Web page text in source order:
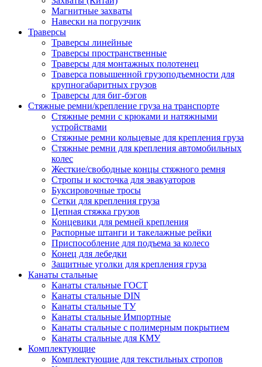
Магнитные захваты
Навески на погрузчик
Траверсы
Траверсы линейные
Траверсы пространственные
Траверсы для монтажных полотенец
Траверса повышенной грузоподъемности для
крупногабаритных грузов
Траверсы для биг-бэгов
Стяжные ремни/крепление груза на транспорте
Стяжные ремни с крюками и натяжными
устройствами
Стяжные ремни кольцевые для крепления груза
Стяжные ремни для крепления автомобильных
колес
Жесткие/свободные концы стяжного ремня
Стропы и косточка для эвакуаторов
Буксировочные тросы
Сетки для крепления груза
Цепная стяжка грузов
Концевики для ремней крепления
Распорные штанги и такелажные рейки
Приспособление для подъема за колесо
Конец для лебедки
Защитные уголки для крепления груза
Канаты стальные
Канаты стальные ГОСТ
Канаты стальные DIN
Канаты стальные ТУ
Канаты стальные Импортные
Канаты стальные с полимерным покрытием
Канаты стальные для КМУ
Комплектующие
Комплектующие для текстильных стропов